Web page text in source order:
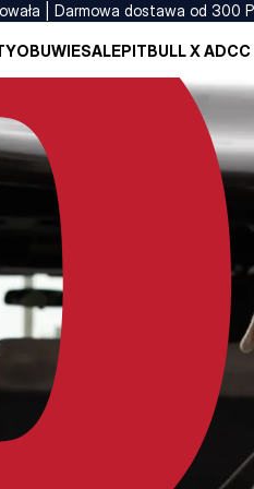
| Darmowa dostawa od 300
OBUWIESALEPITBULL X ADCC